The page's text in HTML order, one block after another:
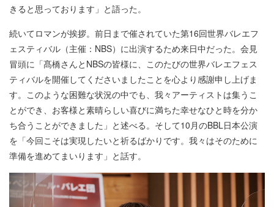
きると思っております」と語った。
続いてロマンが挨拶。前日まで催されていた第16回世界バレエフ
ェスティバル（主催：NBS）に出演するため来日中だった。会見
冒頭に「髙橋さんとNBSの皆様に、このたびの世界バレエフェス
ティバルを開催してくださいましたことを心より感謝申し上げま
す。このような困難な状況の中でも、我々アーティストは集うこ
とができ、お客様と素晴らしい喜びに満ちた幸せなひと時を分か
ち合うことができました」と述べる。そして10月のBBL日本公演
を「今回こそは実現したいと祈るばかりです。我々はそのために
準備を進めてまいります」と話す。